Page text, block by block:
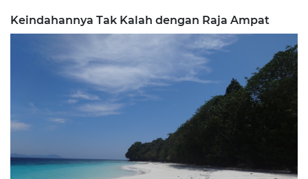
Keindahannya Tak Kalah dengan Raja Ampat